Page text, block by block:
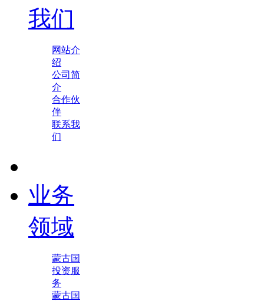
我们
网站介
绍
公司简
介
合作伙
伴
联系我
们
业务
领域
蒙古国
投资服
务
蒙古国